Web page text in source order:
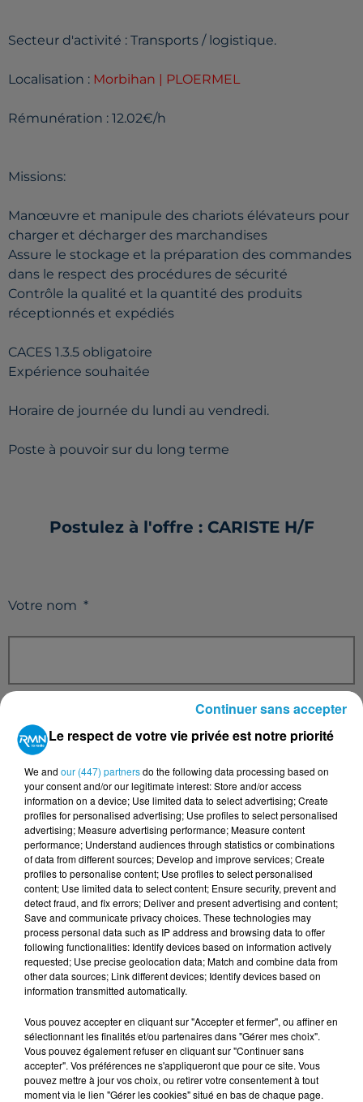
Secteur d'activité : Transports / logistique.
Localisation : Morbihan | PLOERMEL
Rémunération : 12.02€/h
Missions:
Manœuvre et manipule des chariots élévateurs pour
charger et décharger des marchandises
Assure le stockage et la préparation des commandes
dans le respect des procédures de sécurité
Contrôle la qualité et la quantité des produits
réceptionnés et expédiés
CACES 1.3.5 obligatoire
Expérience souhaitée
Horaire de journée du lundi au vendredi.
Poste à pouvoir sur du long terme
Postulez à l'offre : CARISTE H/F
Votre nom *
Votre n° de téléphone*
Votre message*
Taille maximum : 500 caractères
Votre CV
Le respect de votre vie privée est notre priorité
We and our (447) partnersdo the following data processing based on
your consent and/or our legitimate interest: Store and/or access
information on a device; Use limited data to select advertising; Create
profiles for personalised advertising; Use profiles to select personalised
advertising; Measure advertising performance; Measure content
performance; Understand audiences through statistics or combinations
of data from different sources; Develop and improve services; Create
profiles to personalise content; Use profiles to select personalised
content; Use limited data to select content; Ensure security, prevent and
detect fraud, and fix errors; Deliver and present advertising and content;
Save and communicate privacy choices. These technologies may
process personal data such as IP address and browsing data to offer
following functionalities: Identify devices based on information actively
requested; Use precise geolocation data; Match and combine data from
other data sources; Link different devices; Identify devices based on
information transmitted automatically.
Vous pouvez accepter en cliquant sur "Accepter et fermer", ou affiner en
sélectionnant les finalités et/ou partenaires dans "Gérer mes choix".
Vous pouvez également refuser en cliquant sur "Continuer sans
accepter". Vos préférences ne s'appliqueront que pour ce site. Vous
pouvez mettre à jour vos choix, ou retirer votre consentement à tout
moment via le lien "Gérer les cookies" situé en bas de chaque page.
Continuer sans accepter